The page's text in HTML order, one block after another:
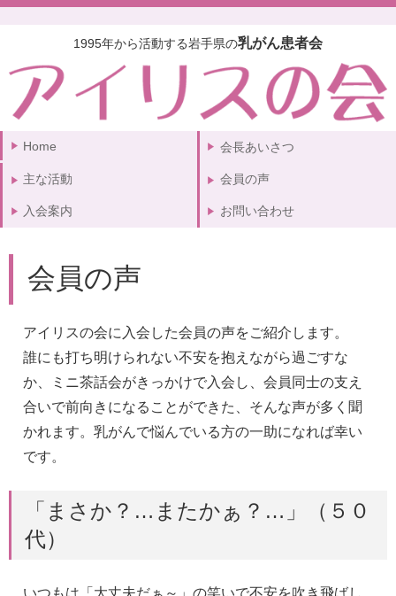
1995年から活動する岩手県の乳がん患者会
Home 会長あいさつ
主な活動 会員の声
入会案内 お問い合わせ
会員の声
アイリスの会に入会した会員の声をご紹介します。
誰にも打ち明けられない不安を抱えながら過ごすな
か、ミニ茶話会がきっかけで入会し、会員同士の支え
合いで前向きになることができた、そんな声が多く聞
かれます。乳がんで悩んでいる方の一助になれば幸い
です。
「まさか？…またかぁ？…」（５０
代）
いつもは「大丈夫だぁ～」の笑いで不安を吹き飛ばし